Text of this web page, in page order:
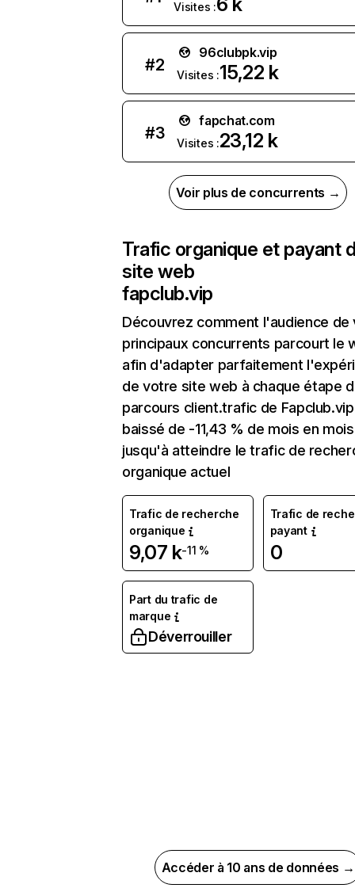
Visites :
#2
96clubpk.vip
Visites :15,22 k
#3
fapchat.com
Visites :23,12 k
Voir plus de concurrents →
Trafic organique et payant
site web
fapclub.vip
Découvrez comment l'audience de
principaux concurrents parcourt le
afin d'adapter parfaitement
de votre site web à chaque étape
parcours client.trafic de
baissé de -11,43 % de mois en mois
jusqu'à atteindre le trafic de
organique actuel
Trafic de recherche
organique
9,07 k-11 %
Trafic de
payant
0
Part du trafic de
marque
Déverrouiller
Accéder à 10 ans de données →